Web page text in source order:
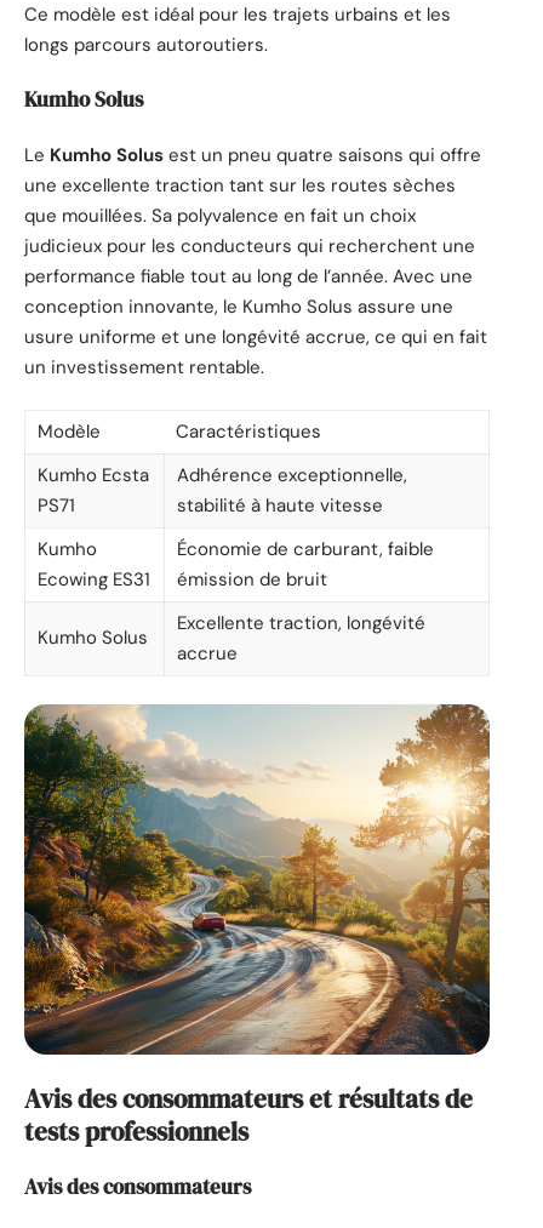
Ce modèle est idéal pour les trajets urbains et les
longs parcours autoroutiers.
Kumho Solus
Le Kumho Solus est un pneu quatre saisons qui offre
une excellente traction tant sur les routes sèches
que mouillées. Sa polyvalence en fait un choix
judicieux pour les conducteurs qui recherchent une
performance fiable tout au long de l’année. Avec une
conception innovante, le Kumho Solus assure une
usure uniforme et une longévité accrue, ce qui en fait
un investissement rentable.
Modèle
Caractéristiques
Kumho Ecsta
PS71
Adhérence exceptionnelle,
stabilité à haute vitesse
Kumho
Ecowing ES31
Économie de carburant, faible
émission de bruit
Kumho Solus
Excellente traction, longévité
accrue
Avis des consommateurs et résultats de
tests professionnels
Avis des consommateurs